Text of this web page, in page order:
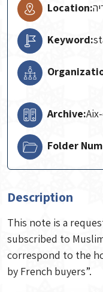
Location:
Keyword:
Archive:
Folder
Description
This note is a
subscribed to
correspond to the
by French buyers”.